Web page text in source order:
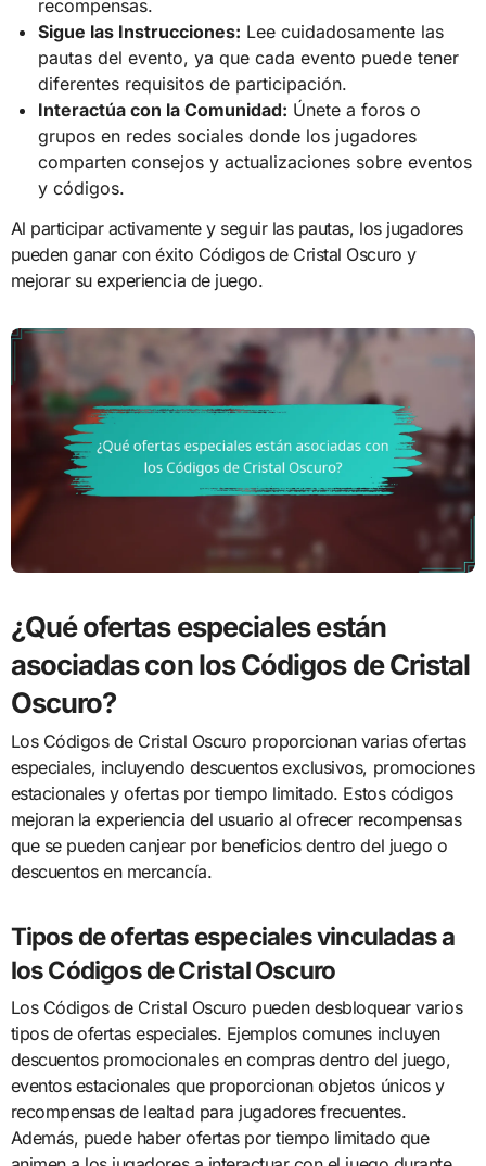
recompensas.
Sigue las Instrucciones: Lee cuidadosamente las
pautas del evento, ya que cada evento puede tener
diferentes requisitos de participación.
Interactúa con la Comunidad: Únete a foros o
grupos en redes sociales donde los jugadores
comparten consejos y actualizaciones sobre eventos
y códigos.
Al participar activamente y seguir las pautas, los jugadores
pueden ganar con éxito Códigos de Cristal Oscuro y
mejorar su experiencia de juego.
¿Qué ofertas especiales están
asociadas con los Códigos de Cristal
Oscuro?
Los Códigos de Cristal Oscuro proporcionan varias ofertas
especiales, incluyendo descuentos exclusivos, promociones
estacionales y ofertas por tiempo limitado. Estos códigos
mejoran la experiencia del usuario al ofrecer recompensas
que se pueden canjear por beneficios dentro del juego o
descuentos en mercancía.
Tipos de ofertas especiales vinculadas a
los Códigos de Cristal Oscuro
Los Códigos de Cristal Oscuro pueden desbloquear varios
tipos de ofertas especiales. Ejemplos comunes incluyen
descuentos promocionales en compras dentro del juego,
eventos estacionales que proporcionan objetos únicos y
recompensas de lealtad para jugadores frecuentes.
Además, puede haber ofertas por tiempo limitado que